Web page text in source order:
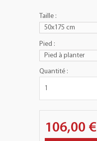
Taille :
50x175 cm
Pied :
Pied à planter
Quantité :
106,00 €